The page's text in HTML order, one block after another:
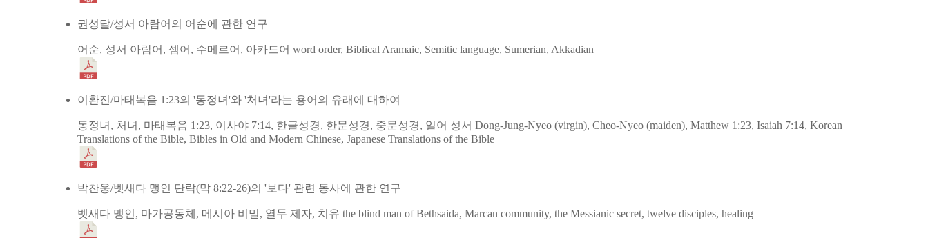
권성달/성서 아람어의 어순에 관한 연구
어순, 성서 아람어, 셈어, 수메르어, 아카드어 word order, Biblical Aramaic, Semitic language, Sumerian, Akkadian
이환진/마태복음 1:23의 '동정녀'와 '처녀'라는 용어의 유래에 대하여
동정녀, 처녀, 마태복음 1:23, 이사야 7:14, 한글성경, 한문성경, 중문성경, 일어 성서 Dong-Jung-Nyeo (virgin), Cheo-Nyeo (maiden), Matthew 1:23, Isaiah 7:14, Korean
Translations of the Bible, Bibles in Old and Modern Chinese, Japanese Translations of the Bible
박찬웅/벳새다 맹인 단락(막 8:22-26)의 '보다' 관련 동사에 관한 연구
벳새다 맹인, 마가공동체, 메시아 비밀, 열두 제자, 치유 the blind man of Bethsaida, Marcan community, the Messianic secret, twelve disciples, healing